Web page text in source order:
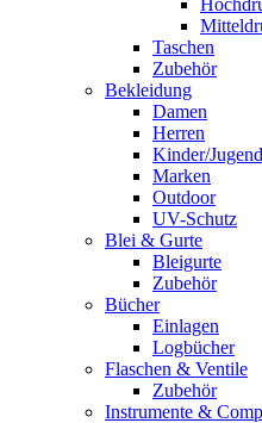
Taschen
Zubehör
Bekleidung
Damen
Herren
Kinder/
Marken
Outdoor
UV-Schutz
Blei & Gurte
Bleigurte
Zubehör
Bücher
Einlagen
Logbücher
Flaschen & Ventile
Zubehör
Instrumente &